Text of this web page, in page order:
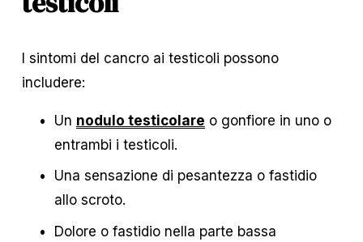
I sintomi del cancro ai testicoli possono
includere:
Un nodulo testicolare o gonfiore in uno o
entrambi i testicoli.
Una sensazione di pesantezza o fastidio
allo scroto.
Dolore o fastidio nella parte bassa